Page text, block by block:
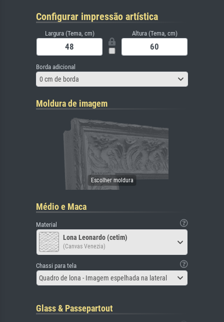
Configurar impressão artística
Largura (Tema, cm) Altura (Tema, cm)
Borda adicional
0 cm de borda
Moldura de imagem
Médio e Maca
Material
Lona Leonardo (cetim)
(Canvas Venezia)
Chassi para tela
Quadro de lona - Imagem espelhada na lateral
Glass & Passepartout